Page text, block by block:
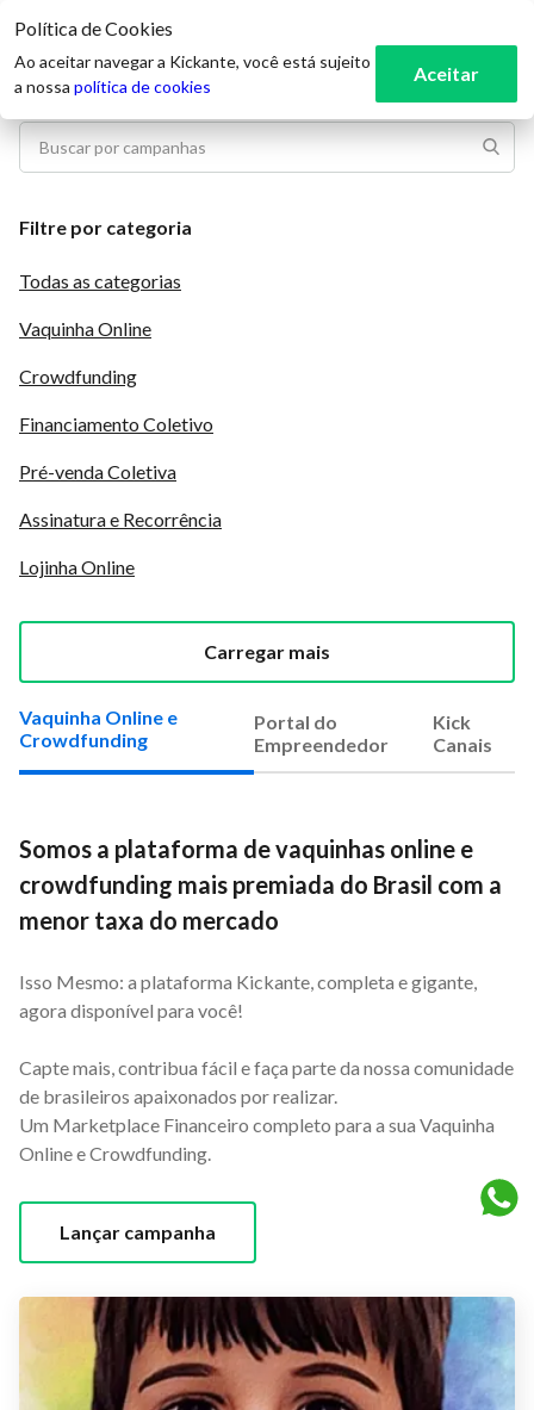
Vaquinha Online e
Crowdfunding
Portal do
Empreendedor
Kick
Canais
Somos a plataforma de vaquinhas online e
crowdfunding mais premiada do Brasil com a
menor taxa do mercado
Isso Mesmo: a plataforma Kickante, completa e gigante,
agora disponível para você!
Capte mais, contribua fácil e faça parte da nossa comunidade
de brasileiros apaixonados por realizar.
Um Marketplace Financeiro completo para a sua Vaquinha
Online e Crowdfunding.
Lançar campanha
Filtre por categoria
Todas as categorias
Vaquinha Online
Crowdfunding
Financiamento Coletivo
Pré-venda Coletiva
Assinatura e Recorrência
Lojinha Online
Carregar mais
Política de Cookies
Ao aceitar navegar a Kickante, você está sujeito
a nossa política de cookies
Aceitar